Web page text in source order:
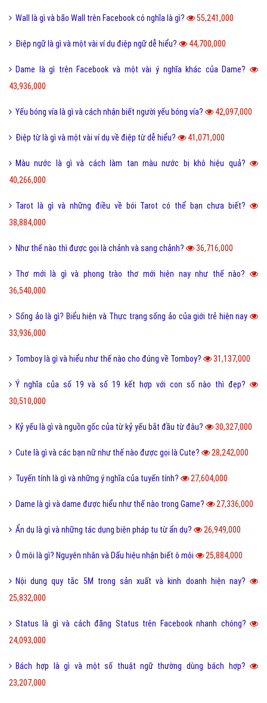
Wall là gì và bão Wall trên Facebook có nghĩa là gì? 55,241,000
Điệp ngữ là gì và một vài ví dụ điệp ngữ dễ hiểu? 44,700,000
Dame là gì trên Facebook và một vài ý nghĩa khác của Dame?
43,936,000
Yếu bóng vía là gì và cách nhận biết người yếu bóng vía? 42,097,000
Điệp từ là gì và một vài ví dụ về điệp từ dễ hiểu? 41,071,000
Màu nước là gì và cách làm tan màu nước bị khô hiệu quả?
40,266,000
Tarot là gì và những điều về bói Tarot có thể bạn chưa biết?
38,884,000
Như thế nào thì được gọi là chảnh và sang chảnh? 36,716,000
Thơ mới là gì và phong trào thơ mới hiện nay như thế nào?
36,540,000
Sống ảo là gì? Biểu hiện và Thực trạng sống ảo của giới trẻ hiện nay
33,936,000
Tomboy là gì và hiểu như thế nào cho đúng về Tomboy? 31,137,000
Ý nghĩa của số 19 và số 19 kết hợp với con số nào thì đẹp?
30,510,000
Kỷ yếu là gì và nguồn gốc của từ kỷ yếu bắt đầu từ đâu? 30,327,000
Cute là gì và các bạn nữ như thế nào được gọi là Cute? 28,242,000
Tuyến tính là gì và những ý nghĩa của tuyến tính? 27,604,000
Dame là gì và dame được hiểu như thế nào trong Game? 27,336,000
Ẩn dụ là gì và những tác dụng biện pháp tu từ ẩn dụ? 26,949,000
Ô môi là gì? Nguyên nhân và Dấu hiệu nhận biết ô môi 25,884,000
Nội dung quy tắc 5M trong sản xuất và kinh doanh hiện nay?
25,832,000
Status là gì và cách đăng Status trên Facebook nhanh chóng?
24,093,000
Bách hợp là gì và một số thuật ngữ thường dùng bách hợp?
23,207,000